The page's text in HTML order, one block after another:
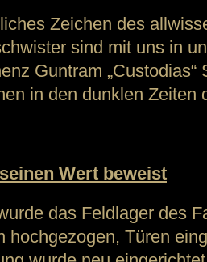
Zeichen des
sind mit uns in
Guntram „Custodias“
in den dunklen Zeiten
Wert beweist
das Feldlager des
hochgezogen, Türen